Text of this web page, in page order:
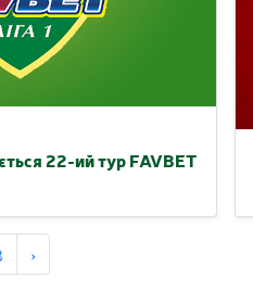
22-ий тур FAVBET
›